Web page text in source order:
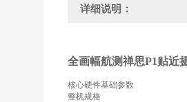
详细说明：
全画幅航测禅思P1贴近
核心硬件基础参数
整机规格